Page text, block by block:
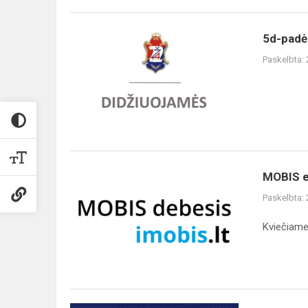
5d-
Paskelbta:
katalogas
MOBIS
Paskelbta: